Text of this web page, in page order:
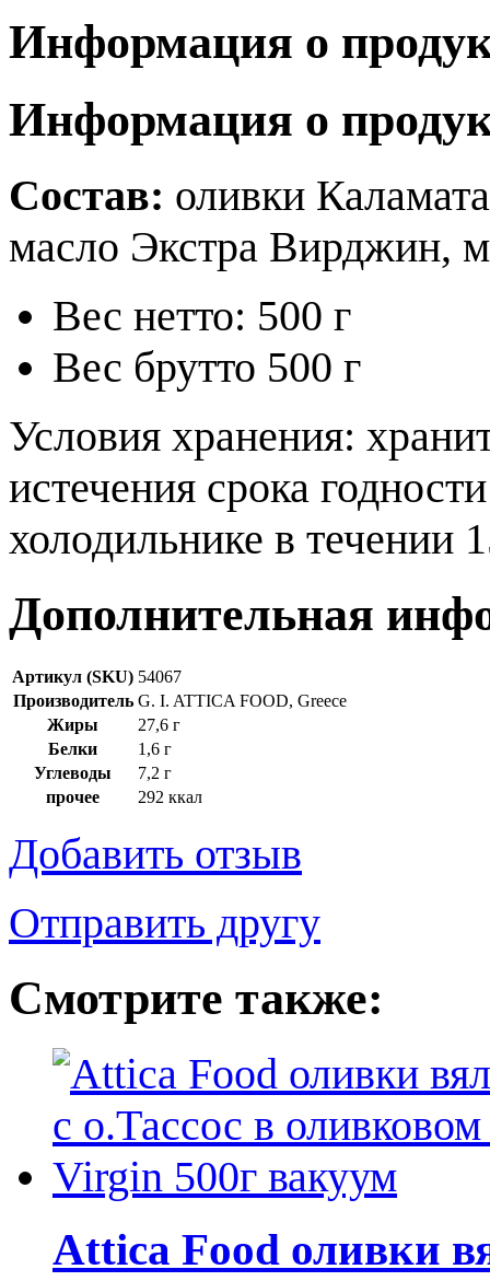
Информация о
Информация о
Состав: оливки
масло Экстра Вирджин,
Вес нетто: 500 г
Bес брутто 500 г
Условия хранения:
истечения срока
холодильнике в течении
Дополнительная
Артикул (SKU) 54067
Производитель G. I. ATTICA FOOD, Greece
Жиры
27,6 г
Белки
1,6 г
Углеводы
7,2 г
прочее
292 ккал
Добавить отзыв
Отправить другу
Смотрите также:
Attica Food оливки